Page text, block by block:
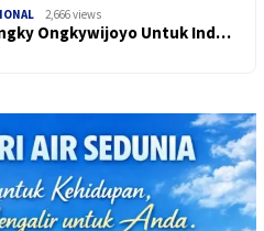
2,666 views
Ongkywijoyo Untuk Ind…